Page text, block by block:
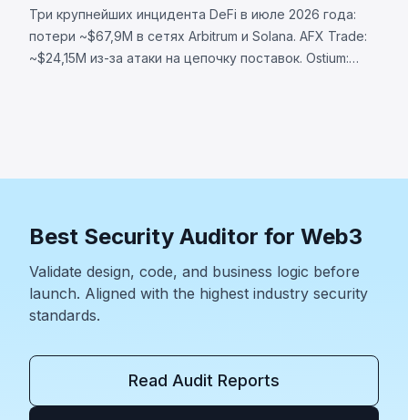
Три крупнейших инцидента DeFi в июле 2026 года:
потери ~$67,9M в сетях Arbitrum и Solana. AFX Trade:
~$24,15M из-за атаки на цепочку поставок. Ostium:
Best Security Auditor for Web3
Validate design, code, and business logic before
launch. Aligned with the highest industry security
standards.
Read Audit Reports